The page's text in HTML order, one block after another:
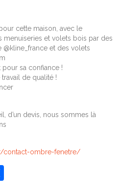
cette maison, avec le
menuiseries et volets bois par des
@kline_france et des volets
sa confiance !
de qualité !
d’un devis, nous sommes là
contact-ombre-fenetre/